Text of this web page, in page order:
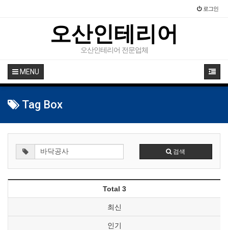
로그인
오산인테리어
오산인테리어 전문업체
MENU
Tag Box
검색
Total 3
최신
인기